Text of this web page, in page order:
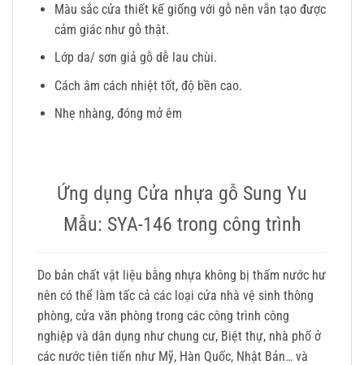
Màu sắc cửa thiết kế giống với gỗ nên vẫn tạo được
cảm giác như gỗ thật.
Lớp da/ sơn giả gỗ dễ lau chùi.
Cách âm cách nhiệt tốt, độ bền cao.
Nhẹ nhàng, đóng mở êm
Ứng dụng Cửa nhựa gỗ Sung Yu
Mẫu: SYA-146 trong công trình
Do bản chất vật liệu bằng nhựa không bị thấm nước hư
nên có thể làm tấc cả các loại cửa nhà vệ sinh thông
phòng, cửa văn phòng trong các công trình công
nghiệp và dân dụng như chung cư, Biệt thự, nhà phố ở
các nước tiên tiến như Mỹ, Hàn Quốc, Nhật Bản… và